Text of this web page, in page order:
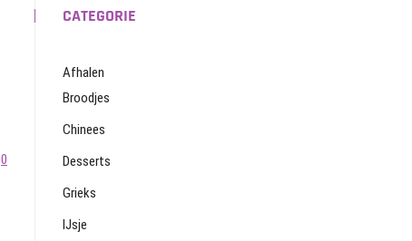
0
CATEGORIE
Afhalen
Broodjes
Chinees
Desserts
Grieks
IJsje